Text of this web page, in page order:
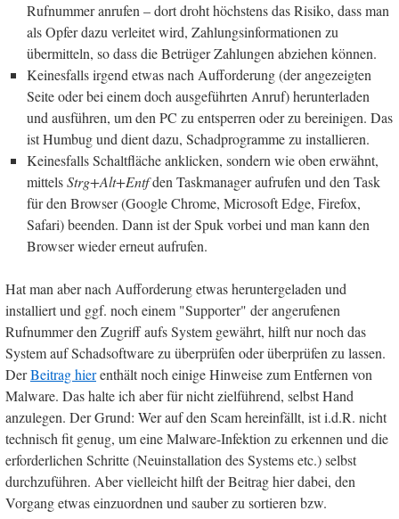
Rufnummer anrufen – dort droht höchstens das Risiko, dass man
als Opfer dazu verleitet wird, Zahlungsinformationen zu
übermitteln, so dass die Betrüger Zahlungen abziehen können.
Keinesfalls irgend etwas nach Aufforderung (der angezeigten
Seite oder bei einem doch ausgeführten Anruf) herunterladen
und ausführen, um den PC zu entsperren oder zu bereinigen. Das
ist Humbug und dient dazu, Schadprogramme zu installieren.
Keinesfalls Schaltfläche anklicken, sondern wie oben erwähnt,
mittelsStrg+Alt+Entfden Taskmanager aufrufen und den Task
für den Browser (Google Chrome, Microsoft Edge, Firefox,
Safari) beenden. Dann ist der Spuk vorbei und man kann den
Browser wieder erneut aufrufen.
Hat man aber nach Aufforderung etwas heruntergeladen und
installiert und ggf. noch einem "Supporter" der angerufenen
Rufnummer den Zugriff aufs System gewährt, hilft nur noch das
System auf Schadsoftware zu überprüfen oder überprüfen zu lassen.
DerBeitrag hierenthält noch einige Hinweise zum Entfernen von
Malware. Das halte ich aber für nicht zielführend, selbst Hand
anzulegen. Der Grund: Wer auf den Scam hereinfällt, ist i.d.R. nicht
technisch fit genug, um eine Malware-Infektion zu erkennen und die
erforderlichen Schritte (Neuinstallation des Systems etc.) selbst
durchzuführen. Aber vielleicht hilft der Beitrag hier dabei, den
Vorgang etwas einzuordnen und sauber zu sortieren bzw.